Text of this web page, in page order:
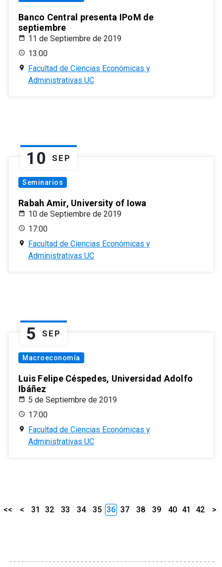
Banco Central presenta IPoM de
septiembre
11 de Septiembre de 2019
13:00
Facultad de Ciencias Económicas y
Administrativas UC
10 SEP
Seminarios
Rabah Amir, University of Iowa
10 de Septiembre de 2019
17:00
Facultad de Ciencias Económicas y
Administrativas UC
5 SEP
Macroeconomía
Luis Felipe Céspedes, Universidad Adolfo
Ibáñez
5 de Septiembre de 2019
17:00
Facultad de Ciencias Económicas y
Administrativas UC
<< < 31 32 33 34 35 36 37 38 39 40 41 42 >